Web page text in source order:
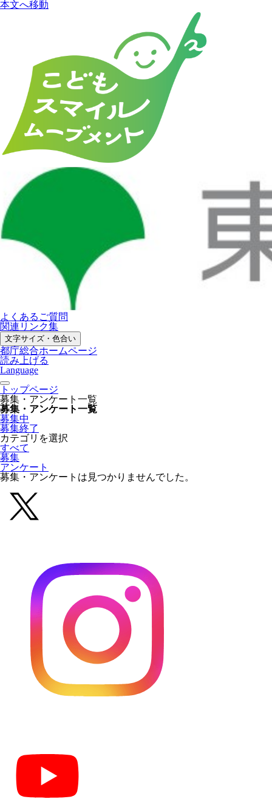
本文へ移動
よくあるご質問
関連リンク集
文字サイズ・色合い
都庁総合ホームページ
読み上げる
Language
トップページ
募集・アンケート一覧
募集・アンケート一覧
募集中
募集終了
カテゴリを選択
すべて
募集
アンケート
募集・アンケートは見つかりませんでした。